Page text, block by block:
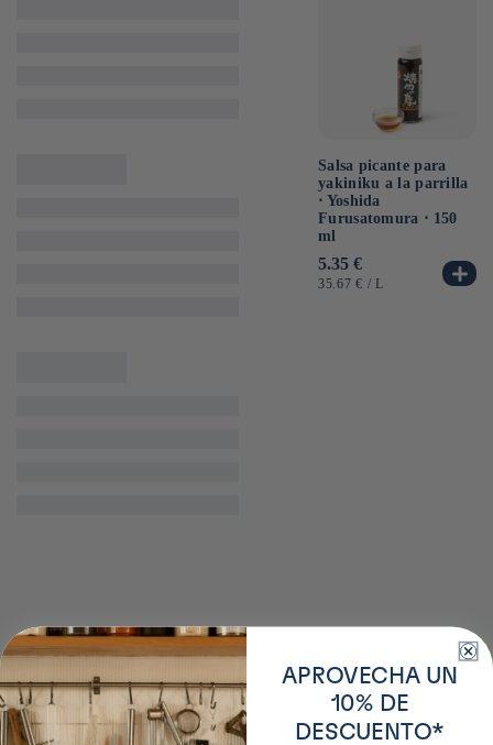
Salsa picante para
yakiniku a la parrilla
⋅ Yoshida
Furusatomura ⋅ 150
ml
Precio
habitual
5.35 €
PRECIO
35.67 € / POR
L
APROVECHA UN
10% DE
DESCUENTO*